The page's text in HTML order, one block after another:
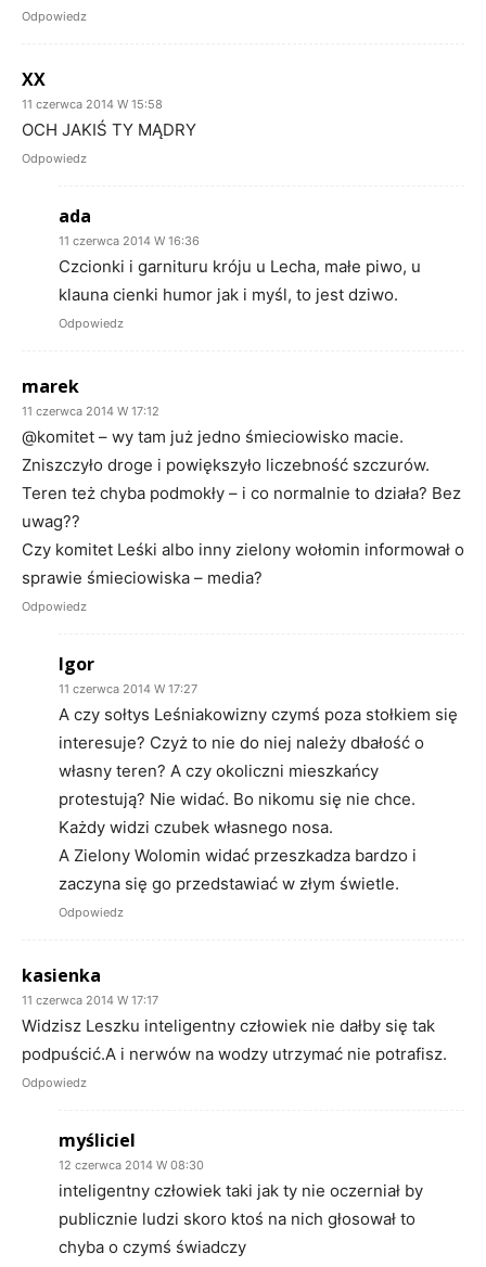
Odpowiedz
XX
11 czerwca 2014 W 15:58
OCH JAKIŚ TY MĄDRY
Odpowiedz
ada
11 czerwca 2014 W 16:36
Czcionki i garnituru króju u Lecha, małe piwo, u
klauna cienki humor jak i myśl, to jest dziwo.
Odpowiedz
marek
11 czerwca 2014 W 17:12
@komitet – wy tam już jedno śmieciowisko macie.
Zniszczyło droge i powiększyło liczebność szczurów.
Teren też chyba podmokły – i co normalnie to działa? Bez
uwag??
Czy komitet Leśki albo inny zielony wołomin informował o
sprawie śmieciowiska – media?
Odpowiedz
Igor
11 czerwca 2014 W 17:27
A czy sołtys Leśniakowizny czymś poza stołkiem się
interesuje? Czyż to nie do niej należy dbałość o
własny teren? A czy okoliczni mieszkańcy
protestują? Nie widać. Bo nikomu się nie chce.
Każdy widzi czubek własnego nosa.
A Zielony Wolomin widać przeszkadza bardzo i
zaczyna się go przedstawiać w złym świetle.
Odpowiedz
kasienka
11 czerwca 2014 W 17:17
Widzisz Leszku inteligentny człowiek nie dałby się tak
podpuścić.A i nerwów na wodzy utrzymać nie potrafisz.
Odpowiedz
myśliciel
12 czerwca 2014 W 08:30
inteligentny człowiek taki jak ty nie oczerniał by
publicznie ludzi skoro ktoś na nich głosował to
chyba o czymś świadczy